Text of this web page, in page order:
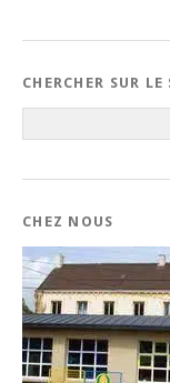
CHERCHER SUR
CHEZ NOUS